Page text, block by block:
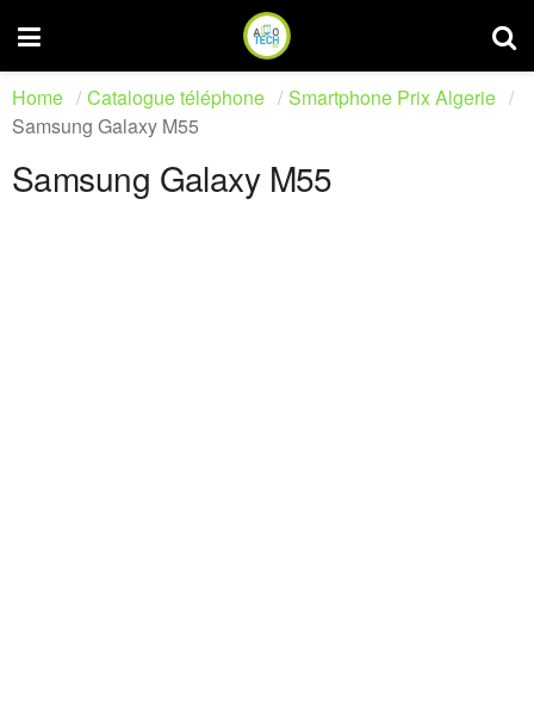
Home Catalogue téléphone
Smartphone Prix Algerie
Samsung Galaxy M55
Samsung Galaxy M55